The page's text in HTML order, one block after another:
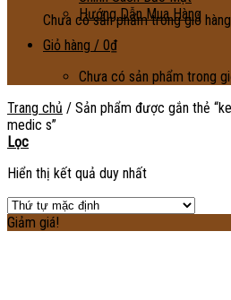
Chưa có sản phẩm trong giỏ hàng.
Hướng Dẫn Mua Hàng
Giỏ hàng / 0₫
Chưa có sản phẩm trong
Trang chủ / Sản phẩm được gắn thẻ
medic s”
Lọc
Hiển thị kết quả duy nhất
Giảm giá!